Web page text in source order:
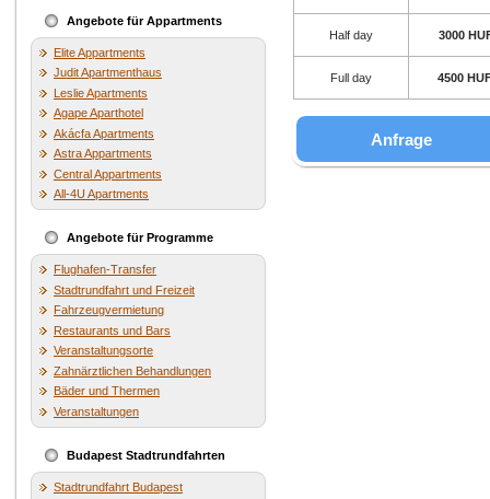
Angebote für Appartments
Elite Appartments
Judit Apartmenthaus
Leslie Apartments
Agape Aparthotel
Akácfa Apartments
Astra Appartments
Central Appartments
All-4U Apartments
Angebote für Programme
Flughafen-Transfer
Stadtrundfahrt und Freizeit
Fahrzeugvermietung
Restaurants und Bars
Veranstaltungsorte
Zahnärztlichen Behandlungen
Bäder und Thermen
Veranstaltungen
Budapest Stadtrundfahrten
Stadtrundfahrt Budapest
Half day 3000
Full day 4500
Anfrage